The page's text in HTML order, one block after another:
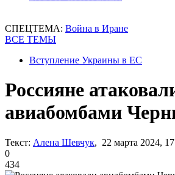
СПЕЦТЕМА: Война в Иране
ВСЕ ТЕМЫ
Вступление Украины в ЕС
Россияне
авиабомбами
Текст: Алена Шевчук, 22 марта 2024,
0
434